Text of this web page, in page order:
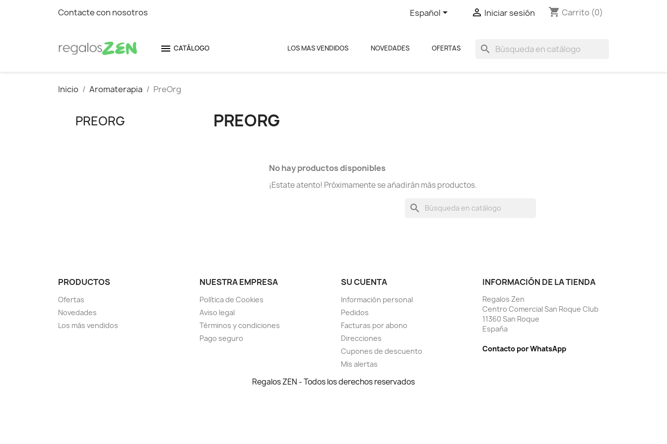
Contacte con nosotros Español  Iniciar sesión shopping_cart Carrito (0)
search
OFERTAS
NOVEDADES
LOS MAS VENDIDOS
 CATÁLOGO
Inicio Aromaterapia PreOrg
PREORG PREORG
No hay productos disponibles
¡Estate atento! Próximamente se añadirán más productos.
search
PRODUCTOS
Ofertas
Novedades
Los más vendidos
NUESTRA EMPRESA
Política de Cookies
Aviso legal
Términos y condiciones
Pago seguro
SU CUENTA
Información personal
Pedidos
Facturas por abono
Direcciones
Cupones de descuento
Mis alertas
INFORMACIÓN DE LA TIENDA
Regalos Zen
Centro Comercial San Roque Club
11360 San Roque
España
Contacto por WhatsApp
Regalos ZEN - Todos los derechos reservados